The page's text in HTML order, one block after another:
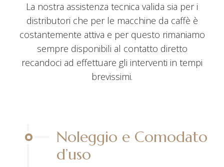
La nostra assistenza tecnica valida sia per i
distributori che per le macchine da caffè è
costantemente attiva e per questo rimaniamo
sempre disponibili al contatto diretto
recandoci ad effettuare gli interventi in tempi
brevissimi.
Noleggio e Comodato
d’uso